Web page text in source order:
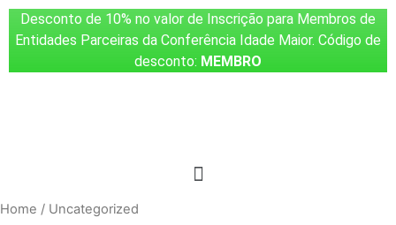
Desconto de 10% no valor de Inscrição para Membros de
Entidades Parceiras da Conferência Idade Maior. Código de
desconto: MEMBRO
Home / Uncategorized